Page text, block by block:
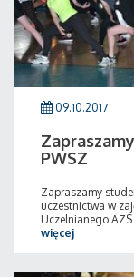
09.10.2017
PWSZ
Zapraszamy
uczestnictwa w
Uczelnianego
więcej